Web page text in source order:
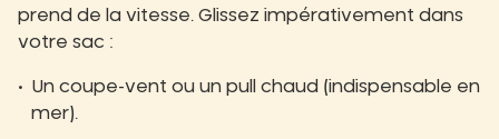
prend de la vitesse. Glissez impérativement dans
votre sac :
Un coupe-vent ou un pull chaud (indispensable en
mer).